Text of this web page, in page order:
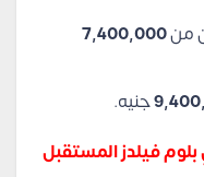
من7,400,000
جنيه.
فيلدز المستقبل